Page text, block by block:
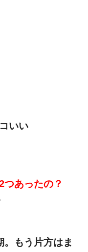
いい
つあったの？
。もう片方はま